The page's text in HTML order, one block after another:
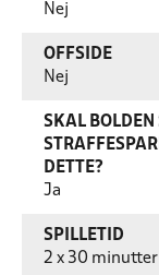
Nej
OFFSIDE
Nej
SKAL BOLDEN
DETTE?
Ja
SPILLETID
2 x 30 minutter